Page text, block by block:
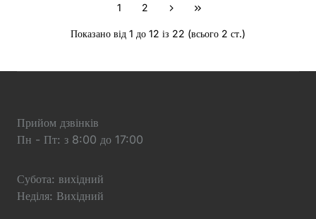
1 2
Показано від 1 до 12 із 22 (всього 2 ст.)
Прийом дзвінків
Пн - Пт: з 8:00 до 17:00
Субота: вихідний
Неділя: Вихідний